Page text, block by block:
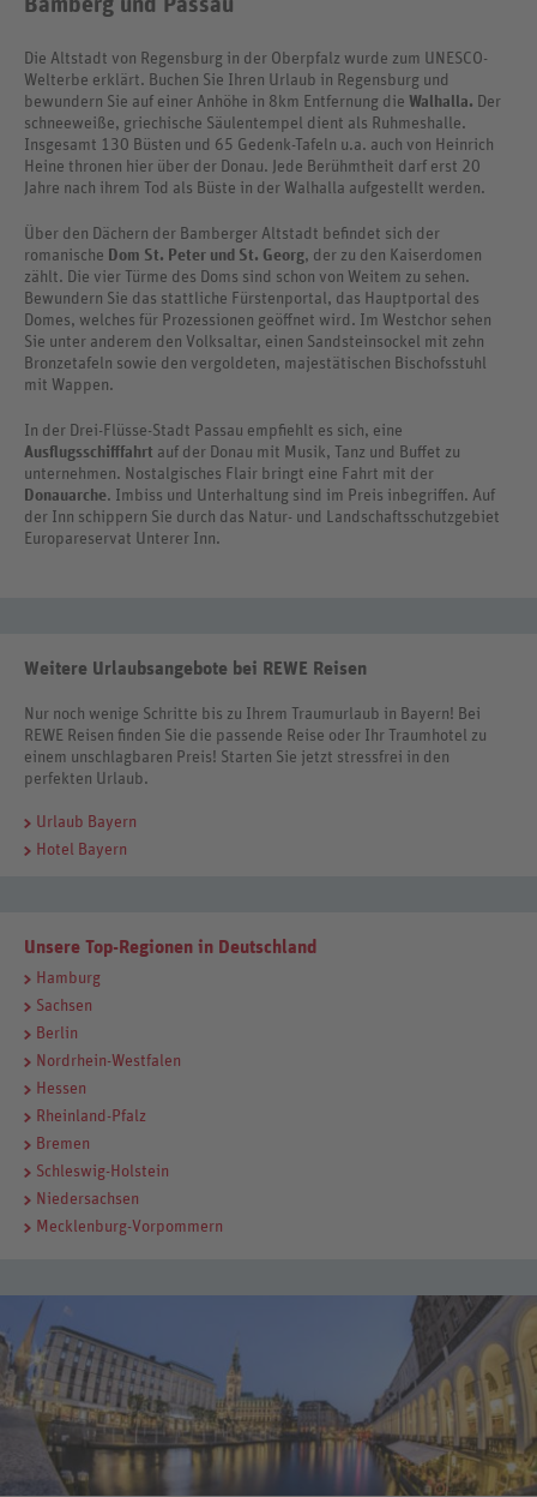
Bamberg und Passau
Die Altstadt von Regensburg in der Oberpfalz wurde zum UNESCO-
Welterbe erklärt. Buchen Sie Ihren Urlaub in Regensburg und
bewundern Sie auf einer Anhöhe in 8km Entfernung die Walhalla. Der
schneeweiße, griechische Säulentempel dient als Ruhmeshalle.
Insgesamt 130 Büsten und 65 Gedenk-Tafeln u.a. auch von Heinrich
Heine thronen hier über der Donau. Jede Berühmtheit darf erst 20
Jahre nach ihrem Tod als Büste in der Walhalla aufgestellt werden.
Über den Dächern der Bamberger Altstadt befindet sich der
romanische Dom St. Peter und St. Georg, der zu den Kaiserdomen
zählt. Die vier Türme des Doms sind schon von Weitem zu sehen.
Bewundern Sie das stattliche Fürstenportal, das Hauptportal des
Domes, welches für Prozessionen geöffnet wird. Im Westchor sehen
Sie unter anderem den Volksaltar, einen Sandsteinsockel mit zehn
Bronzetafeln sowie den vergoldeten, majestätischen Bischofsstuhl
mit Wappen.
In der Drei-Flüsse-Stadt Passau empfiehlt es sich, eine
Ausflugsschifffahrt auf der Donau mit Musik, Tanz und Buffet zu
unternehmen. Nostalgisches Flair bringt eine Fahrt mit der
Donauarche. Imbiss und Unterhaltung sind im Preis inbegriffen. Auf
der Inn schippern Sie durch das Natur- und Landschaftsschutzgebiet
Europareservat Unterer Inn.
Weitere Urlaubsangebote bei REWE Reisen
Nur noch wenige Schritte bis zu Ihrem Traumurlaub in Bayern! Bei
REWE Reisen finden Sie die passende Reise oder Ihr Traumhotel zu
einem unschlagbaren Preis! Starten Sie jetzt stressfrei in den
perfekten Urlaub.
Urlaub Bayern
Hotel Bayern
Unsere Top-Regionen in Deutschland
Hamburg
Sachsen
Berlin
Nordrhein-Westfalen
Hessen
Rheinland-Pfalz
Bremen
Schleswig-Holstein
Niedersachsen
Mecklenburg-Vorpommern